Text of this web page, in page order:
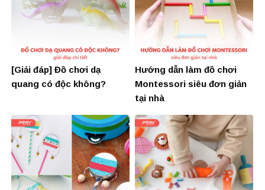
[Giải đáp] Đồ chơi dạ
quang có độc không?
Hướng dẫn làm đồ chơi
Montessori siêu đơn giản
tại nhà